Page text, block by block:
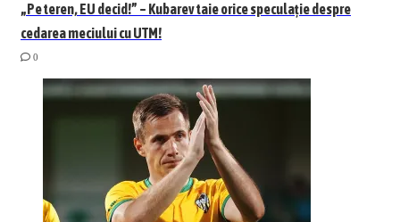
„Pe teren, EU decid!” – Kubarev taie orice speculație despre
cedarea meciului cu UTM!
0